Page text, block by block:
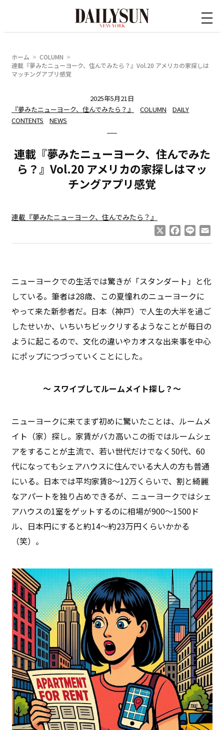
ホーム
COLUMN
連載『夢みたニューヨーク、住んでみたら？』Vol.20 アメリカの家探しは
マッチングアプリ感覚
2025年5月21日
『夢みたニューヨーク、住んでみたら？』
COLUMN
DAILY
CONTENTS
NEWS
連載『夢みたニューヨーク、住んでみた
ら？』Vol.20 アメリカの家探しはマッ
チングアプリ感覚
連載『夢みたニューヨーク、住んでみたら？』
Facebook
Line
ニューヨークでの生活では驚きが「スタンダート」と化
している。筆者は28歳、この夏憧れのニューヨークに
やって来た新参者だ。日本（神戸）で人生の大半を過ご
したせいか、いちいちビックリするようなことが毎日の
ように起こるので、文化の違いやカオスな出来事を中心
にポップにつづっていくことにした。
〜 スワイプしてルームメイト探し？〜
ニューヨークに来てまず初めに驚いたことは、ルームメ
イト（家）探し。家賃がバカ高いこの街ではルームシェ
アをすることが主流で、若い世代だけでなく50代、60
代になってもシェアハウスに住んでいる大人の方も普通
にいる。日本では平均家賃8〜12万くらいで、割と綺麗
なアパートを独り占めできるが、ニューヨークではシェ
アハウスの1室をゲットするのに相場が900〜1500ド
ル、日本円にすると約14〜約23万円くらいかかる
（笑）。